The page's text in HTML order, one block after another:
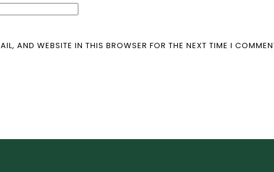
AND WEBSITE IN THIS BROWSER FOR THE NEXT TIME I